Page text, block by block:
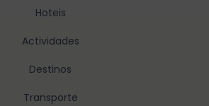
Hoteis
Actividades
Destinos
Transporte